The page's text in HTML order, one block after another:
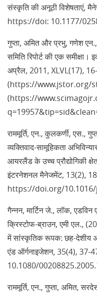
संस्कृति की अनूठी विशेषताएं,
https://doi: 10.1177/
गुप्ता, अमित और प्रभु, गणेश
समिति रिपोर्ट की एक
अप्रैल, 2011, XLVL(17),
(https://www.jstor.org/
(https://
राममूर्ति, एन., कुलकर्णी, एस.,
व्यक्तिवाद-सामूहिकता
आयरलैंड के उच्च प्रौद्योगिकी
इंटरनेशनल मैनेजमेंट, 13(2),
https://doi.org/10.1016/
गैन्नन, मार्टिन जे., लॉक,
क्रिस्टोफ-ब्राउन, एमी एल.,
में सांस्कृतिक रूपक: छह-देशीय
एंड ऑर्गनाइजेशन, 35(4), 37-
10.1080/
राममूर्ति, एन., गुप्ता, अमित,